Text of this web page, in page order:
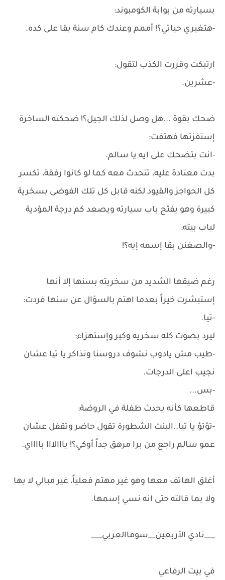
بسيارته من بوابة الكومبوند:
-هتغيري حياتي؟! أممم وعندك كام سنة بقا على كده.
ارتبكت وقررت الكذب لتقول:
-عشرين.
ضحك بقوة ...هل وصل لذلك الجيل؟! ضحكته الساخرة
إستفزتها فهتفت:
-انت بتضحك على ايه يا سالم.
بدت معتادة عليه، تتحدث معه كما لو كانوا رفقة، تكسر
كل الحواجز والقيود لكنه قابل كل تلك الفوضى بسخرية
كبيرة وهو يفتح باب سيارته ويصعد كم درجة المؤدية
لباب بيته:
-والصغنن بقا إسمه إيه؟!
رغم ضيقها الشديد من سخريته بسنها إلا أنها
إستبشرت خيراً بعدما اهتم بالسؤال عن سنها فردت:
-تيا.
ليرد بصوت كله سخريه وكبر وإستهزاء:
-طيب مش يادوب نشوف دروسنا ونذاكر يا تيا عشان
نجيب اعلى الدرجات.
-بس...
قاطعها كأنه يحدث طفلة في الروضة:
-تؤتؤ يا تيا..البنت الشطورة تقول حاضر وتقفل عشان
عمو سالم راجع من برا مرهق جداً أوكي؟! يااالااا بااااي.
أغلق الهاتف معها وهو غير مهتم فعلياً، غير مبالي لا بها
ولا بما قالته حتى انه نسي إسمها.
___نادي الأربعين__سوماالعربي___
في بيت الرفاعي